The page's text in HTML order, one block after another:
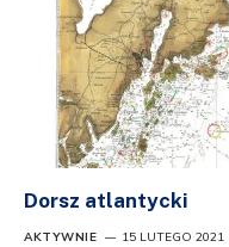
Dorsz atlantycki
AKTYWNIE 15 LUTEGO 2021